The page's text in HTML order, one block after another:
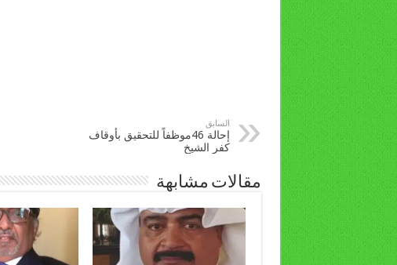
السابق
إحالة 46موظفاً للتحقيق بأوقاف
كفر الشيخ
مقالات مشابهة